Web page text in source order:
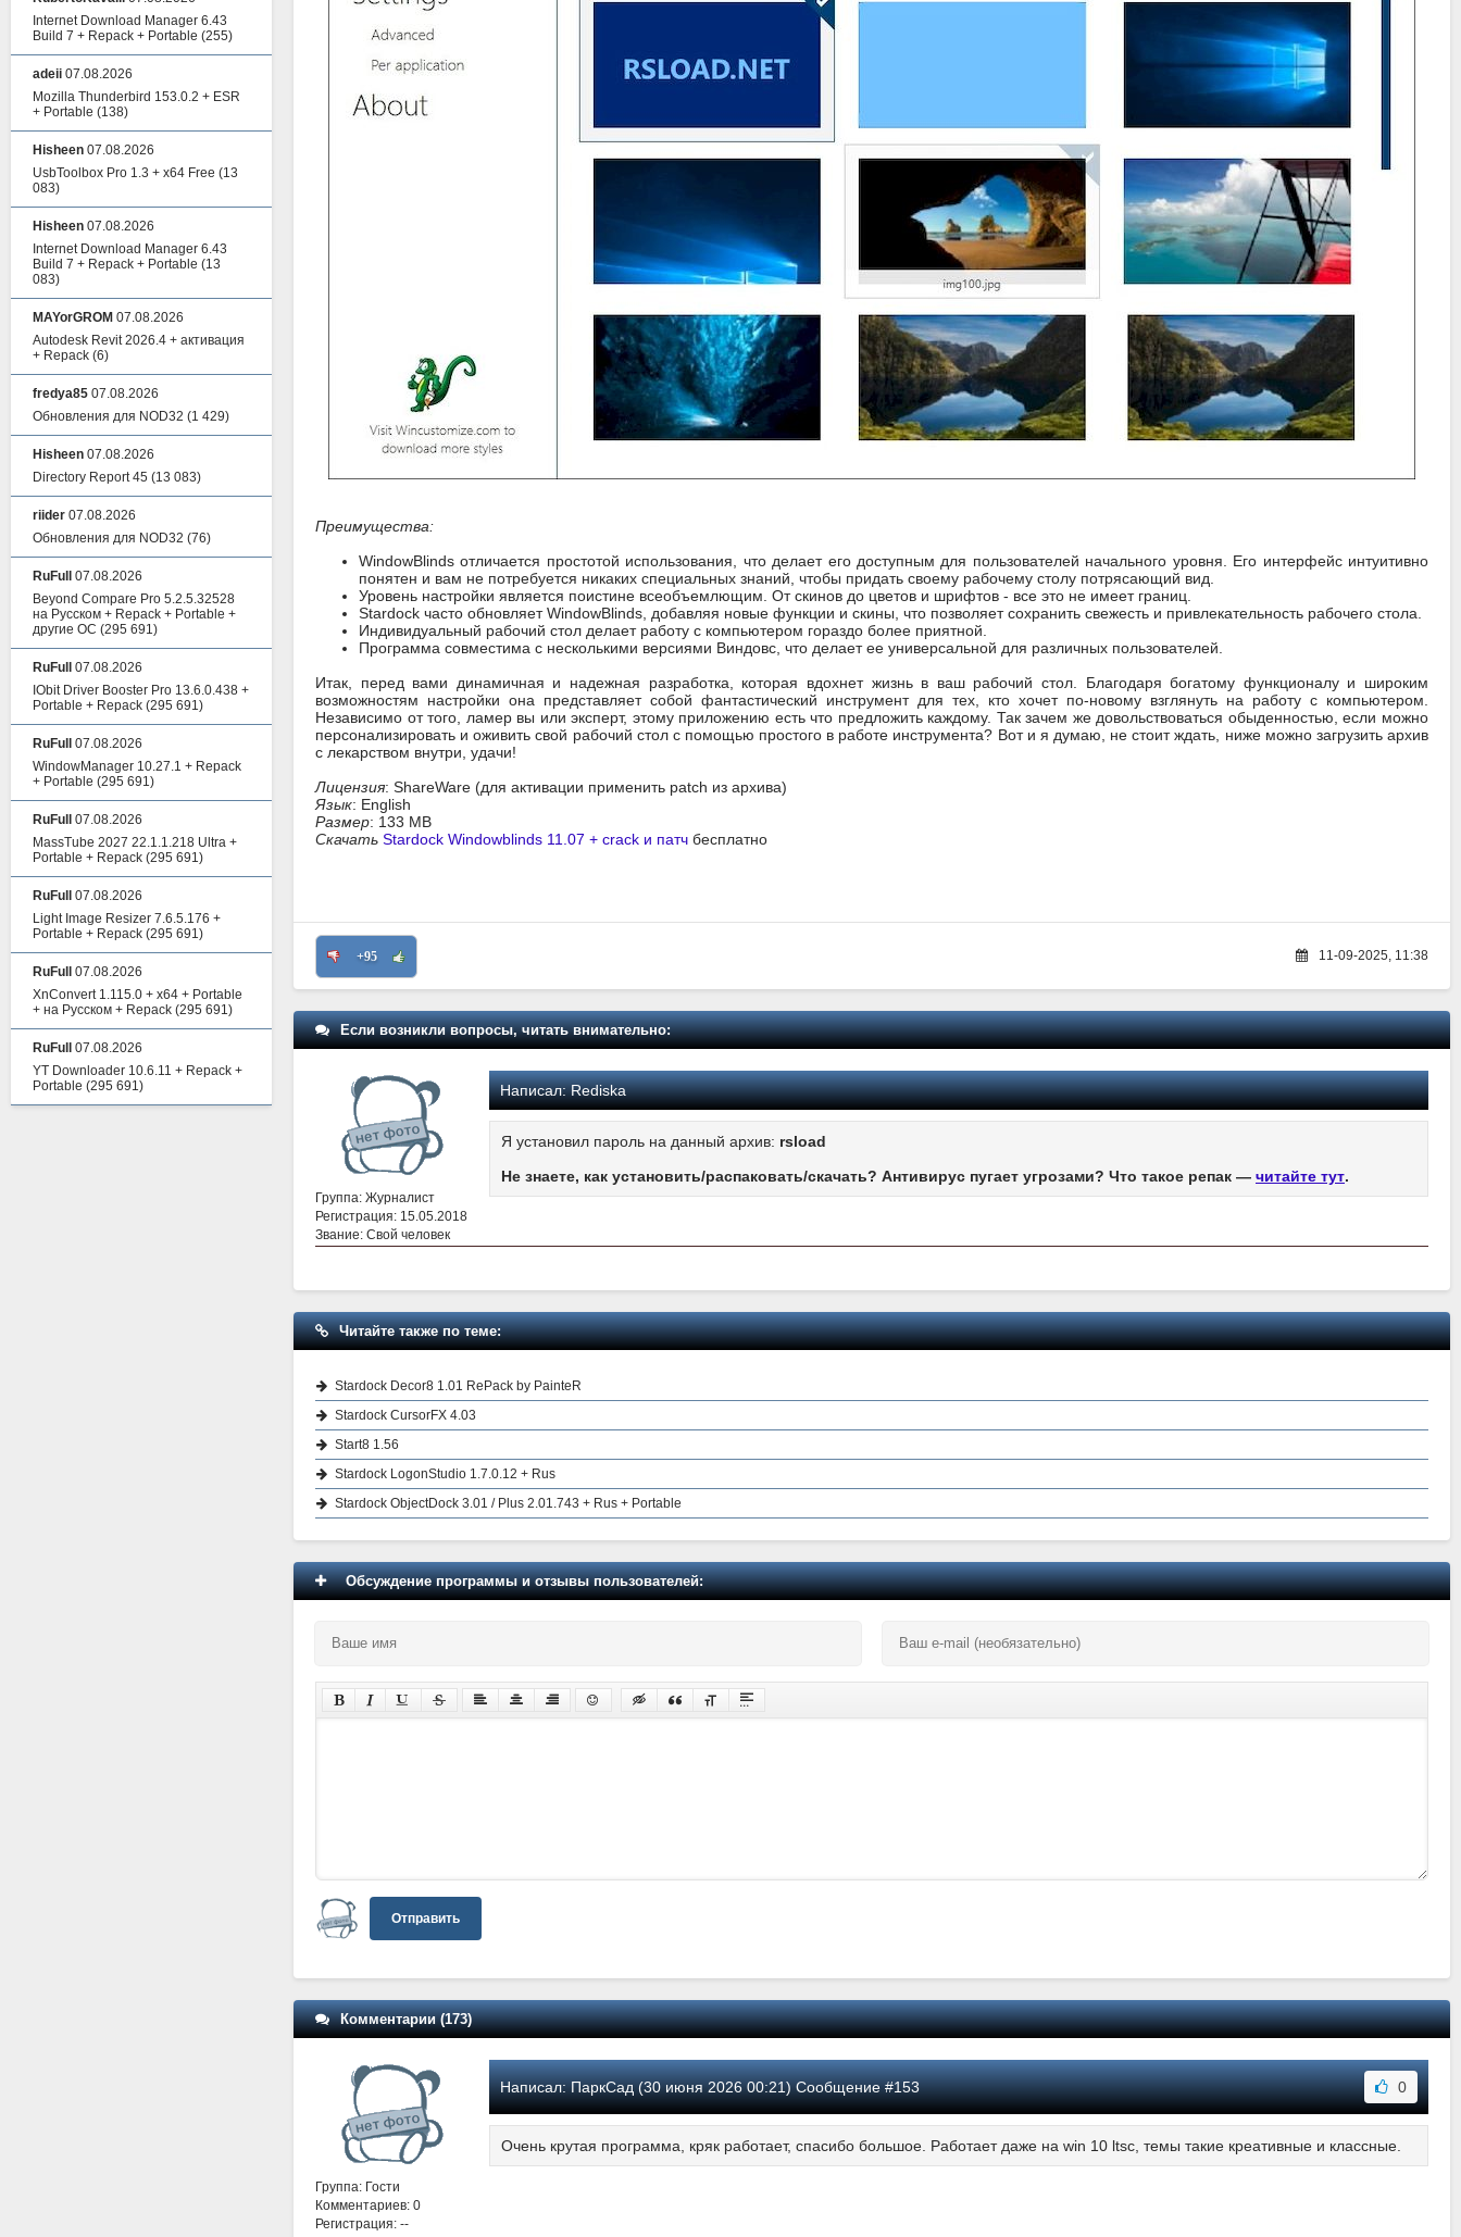
Преимущества:
WindowBlinds отличается простотой использования, что делает его доступным для пользователей начального уровня. Его интерфейс интуитивно
понятен и вам не потребуется никаких специальных знаний, чтобы придать своему рабочему столу потрясающий вид.
Уровень настройки является поистине всеобъемлющим. От скинов до цветов и шрифтов - все это не имеет границ.
Stardock часто обновляет WindowBlinds, добавляя новые функции и скины, что позволяет сохранить свежесть и привлекательность рабочего стола.
Индивидуальный рабочий стол делает работу с компьютером гораздо более приятной.
Программа совместима с несколькими версиями Виндовс, что делает ее универсальной для различных пользователей.
Итак, перед вами динамичная и надежная разработка, которая вдохнет жизнь в ваш рабочий стол. Благодаря богатому функционалу и широким
возможностям настройки она представляет собой фантастический инструмент для тех, кто хочет по-новому взглянуть на работу с компьютером.
Независимо от того, ламер вы или эксперт, этому приложению есть что предложить каждому. Так зачем же довольствоваться обыденностью, если можно
персонализировать и оживить свой рабочий стол с помощью простого в работе инструмента? Вот и я думаю, не стоит ждать, ниже можно загрузить архив
с лекарством внутри, удачи!
Лицензия: ShareWare (для активации применить patch из архива)
Язык: English
Размер: 133 MB
Скачать Stardock Windowblinds 11.07 + crack и патч бесплатно
+95 11-09-2025, 11:38
Если возникли вопросы, читать внимательно:
Группа: Журналист
Регистрация: 15.05.2018
Звание: Свой человек
Написал:Rediska
Я установил пароль на данный архив: rsload
Не знаете, как установить/распаковать/скачать? Антивирус пугает угрозами? Что такое репак — читайте тут.
Читайте также по теме:
Stardock Decor8 1.01 RePack by PainteR
Stardock CursorFX 4.03
Start8 1.56
Stardock LogonStudio 1.7.0.12 + Rus
Stardock ObjectDock 3.01 / Plus 2.01.743 + Rus + Portable
Обсуждение программы и отзывы пользователей:
Отправить
Комментарии (173)
Группа: Гости
Комментариев: 0
Регистрация: --
Написал:ПаркСад (30 июня 2026 00:21) Сообщение #153 0
Очень крутая программа, кряк работает, спасибо большое. Работает даже на win 10 ltsc, темы такие креативные и классные.
Internet Download Manager 6.43
Build 7 + Repack + Portable (255)
adeii 07.08.2026
Mozilla Thunderbird 153.0.2 + ESR
+ Portable (138)
Hisheen 07.08.2026
UsbToolbox Pro 1.3 + x64 Free (13
083)
Hisheen 07.08.2026
Internet Download Manager 6.43
Build 7 + Repack + Portable (13
083)
MAYorGROM 07.08.2026
Autodesk Revit 2026.4 + активация
+ Repack (6)
fredya85 07.08.2026
Обновления для NOD32 (1 429)
Hisheen 07.08.2026
Directory Report 45 (13 083)
riider 07.08.2026
Обновления для NOD32 (76)
RuFull
07.08.2026
Beyond Compare Pro 5.2.5.32528
на Русском + Repack + Portable +
другие ОС (295 691)
RuFull
07.08.2026
IObit Driver Booster Pro 13.6.0.438 +
Portable + Repack (295 691)
RuFull
07.08.2026
WindowManager 10.27.1 + Repack
+ Portable (295 691)
RuFull
07.08.2026
MassTube 2027 22.1.1.218 Ultra +
Portable + Repack (295 691)
RuFull
07.08.2026
Light Image Resizer 7.6.5.176 +
Portable + Repack (295 691)
RuFull
07.08.2026
XnConvert 1.115.0 + x64 + Portable
+ на Русском + Repack (295 691)
RuFull
07.08.2026
YT Downloader 10.6.11 + Repack +
Portable (295 691)